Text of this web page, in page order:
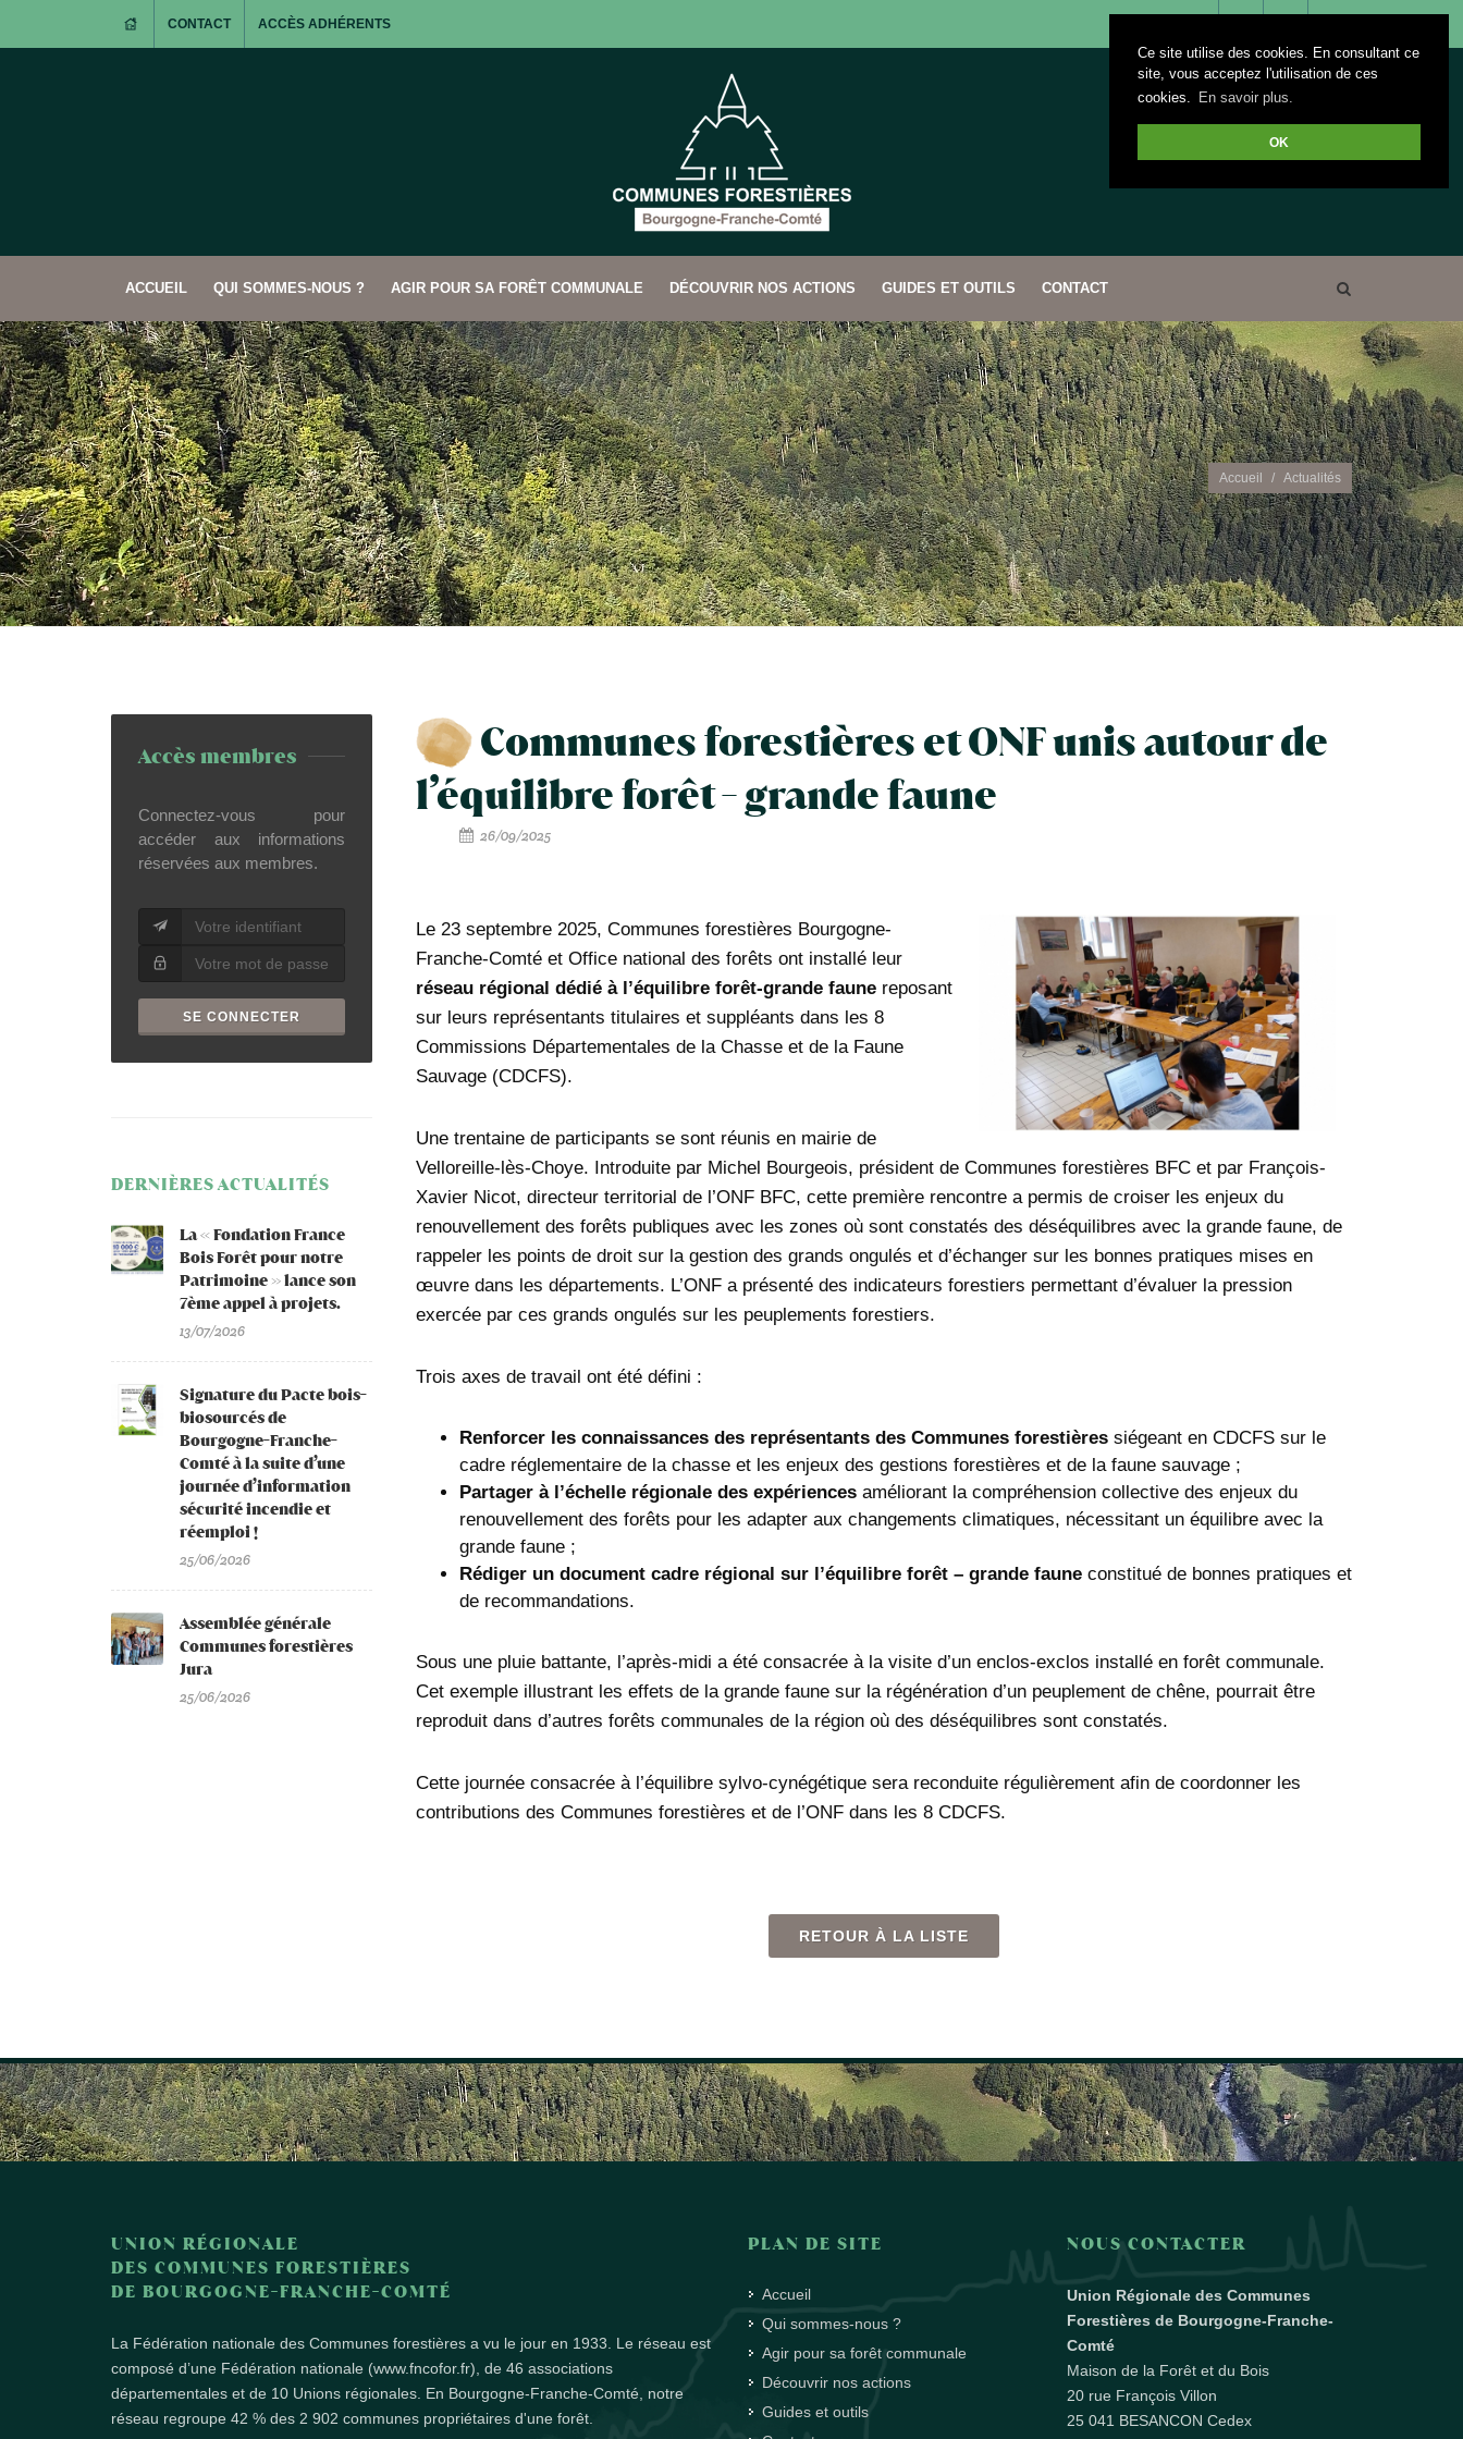
Ce site utilise des cookies. En consultant ce
site, vous acceptez l'utilisation de ces
cookies.
En savoir plus.
OK
CONTACT ACCÈS ADHÉRENTS
FacebookTwitter +33(0)3
ACCUEIL QUI SOMMES-NOUS ? AGIR POUR SA FORÊT COMMUNALE DÉCOUVRIR NOS ACTIONS GUIDES ET OUTILS CONTACT
Accueil Actualités
Communes forestières et ONF unis autour de
l’équilibre forêt - grande faune
26/09/2025
Le 23 septembre 2025, Communes forestières Bourgogne-
Franche-Comté et Office national des forêts ont installé leur
réseau régional dédié à l’équilibre forêt-grande faune reposant
sur leurs représentants titulaires et suppléants dans les 8
Commissions Départementales de la Chasse et de la Faune
Sauvage (CDCFS).
Une trentaine de participants se sont réunis en mairie de
Velloreille-lès-Choye. Introduite par Michel Bourgeois, président de Communes forestières BFC et par François-
Xavier Nicot, directeur territorial de l’ONF BFC, cette première rencontre a permis de croiser les enjeux du
renouvellement des forêts publiques avec les zones où sont constatés des déséquilibres avec la grande faune, de
rappeler les points de droit sur la gestion des grands ongulés et d’échanger sur les bonnes pratiques mises en
œuvre dans les départements. L’ONF a présenté des indicateurs forestiers permettant d’évaluer la pression
exercée par ces grands ongulés sur les peuplements forestiers.
Trois axes de travail ont été défini :
Renforcer les connaissances des représentants des Communes forestières siégeant en CDCFS sur le
cadre réglementaire de la chasse et les enjeux des gestions forestières et de la faune sauvage ;
Partager à l’échelle régionale des expériences améliorant la compréhension collective des enjeux du
renouvellement des forêts pour les adapter aux changements climatiques, nécessitant un équilibre avec la
grande faune ;
Rédiger un document cadre régional sur l’équilibre forêt – grande faune constitué de bonnes pratiques et
de recommandations.
Sous une pluie battante, l’après-midi a été consacrée à la visite d’un enclos-exclos installé en forêt communale.
Cet exemple illustrant les effets de la grande faune sur la régénération d’un peuplement de chêne, pourrait être
reproduit dans d’autres forêts communales de la région où des déséquilibres sont constatés.
Cette journée consacrée à l’équilibre sylvo-cynégétique sera reconduite régulièrement afin de coordonner les
contributions des Communes forestières et de l’ONF dans les 8 CDCFS.
RETOUR À LA LISTE
Accès membres
Connectez-vous pour
accéder aux informations
réservées aux membres.
DERNIÈRES ACTUALITÉS
La « Fondation France
Bois Forêt pour notre
Patrimoine » lance son
7ème appel à projets.
13/07/2026
Signature du Pacte bois-
biosourcés de
Bourgogne-Franche-
Comté à la suite d’une
journée d’information
sécurité incendie et
réemploi !
25/06/2026
Assemblée générale
Communes forestières
Jura
25/06/2026
UNION RÉGIONALE
DES COMMUNES FORESTIÈRES
DE BOURGOGNE-FRANCHE-COMTÉ
La Fédération nationale des Communes forestières a vu le jour en 1933. Le réseau est
composé d’une Fédération nationale (www.fncofor.fr), de 46 associations
départementales et de 10 Unions régionales. En Bourgogne-Franche-Comté, notre
réseau regroupe 42 % des 2 902 communes propriétaires d'une forêt.
PLAN DE SITE
Accueil
Qui sommes-nous ?
Agir pour sa forêt communale
Découvrir nos actions
Guides et outils
NOUS CONTACTER
Union Régionale des Communes
Forestières de Bourgogne-Franche-
Comté
Maison de la Forêt et du Bois
20 rue François Villon
25 041 BESANCON Cedex